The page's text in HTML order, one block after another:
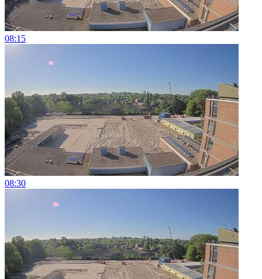
08:15
08:30